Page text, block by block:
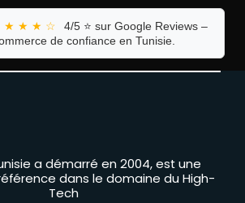
★ ★ ★ ☆
4/5 ⭐ sur Google Reviews –
de confiance en Tunisie.
a démarré en 2004, est une
dans le domaine du High-
Tech